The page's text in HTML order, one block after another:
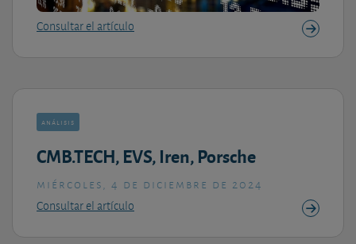
Consultar el artículo
análisis
CMB.TECH, EVS, Iren, Porsche
miércoles, 4 de diciembre de 2024
Consultar el artículo